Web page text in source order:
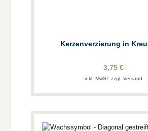
Kerzenverzierung in
3,75 €
inkl. MwSt. zzgl. Versand